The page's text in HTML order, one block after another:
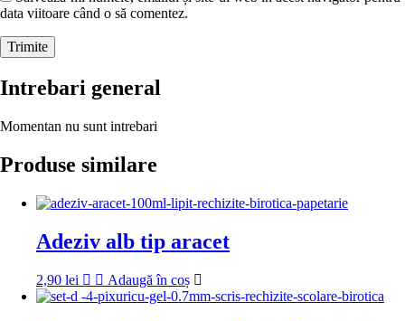
data viitoare când o să comentez.
Intrebari general
Momentan nu sunt intrebari
Produse similare
Adeziv alb tip aracet
2,90 lei Adaugă în coș